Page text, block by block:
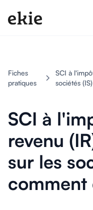
Fiches
pratiques
SCI à
sociétés
SCI à
revenu
sur les
comment